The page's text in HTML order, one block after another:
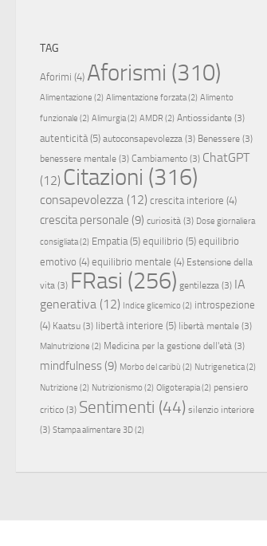
TAG
Aforimi (4) Aforismi (310)
Alimentazione (2) Alimentazione forzata(2) Alimento
funzionale (2) Alimurgia(2) AMDR (2) Antiossidante (3)
autenticità(5) autoconsapevolezza (3) Benessere (3)
benessere mentale (3) Cambiamento (3) ChatGPT
(12) Citazioni (316)
consapevolezza (12) crescita interiore (4)
crescita personale (9) curiosità (3) Dose giornaliera
consigliata(2) Empatia(5) equilibrio (5) equilibrio
emotivo (4) equilibrio mentale (4) Estensione della
vita (3) FRasi (256) gentilezza (3) IA
generativa (12) Indice glicemico (2) introspezione
(4) Kaatsu (3) libertà interiore (5) libertà mentale (3)
Malnutrizione (2) Medicina per la gestione dell'età (3)
mindfulness (9) Morbo del caribù (2) Nutrigenetica(2)
Nutrizione (2) Nutrizionismo (2) Oligoterapia(2) pensiero
critico (3) Sentimenti (44) silenzio interiore
(3) Stampa alimentare 3D(2)